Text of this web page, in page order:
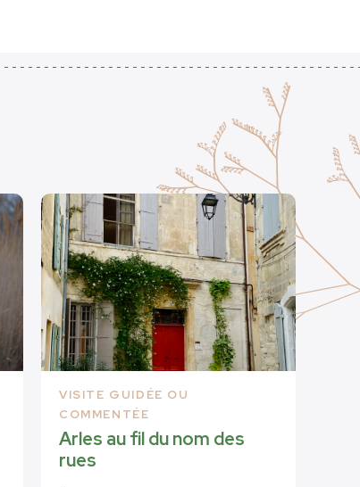
VISITE GUIDÉE OU
COMMENTÉE
Arles au fil du nom des
rues